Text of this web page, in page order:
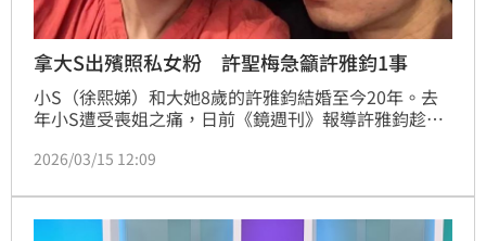
拿大S出殯照私女粉 許聖梅急籲許雅鈞1事
小S（徐熙娣）和大她8歲的許雅鈞結婚至今20年。去
年小S遭受喪姐之痛，日前《鏡週刊》報導許雅鈞趁粉
粉絲邀約見面，甚至為了證實自己的身分，將大S（徐
外私約女生。對此許雅鈞發聲明表示自己光明正大，S
媽痛批許雅鈞是遭利用，資深媒體人許聖梅對此給許雅
2026/03/15 12:09